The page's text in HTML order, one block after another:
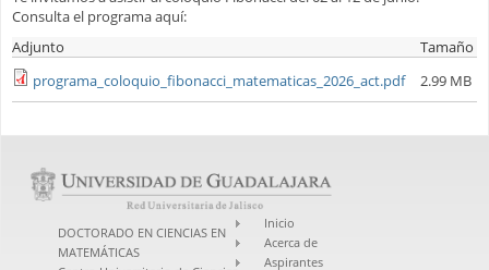
Consulta el programa aquí:
Adjunto
Tamaño
programa_coloquio_fibonacci_matematicas_2026_act.pdf
2.99 MB
DOCTORADO EN CIENCIAS EN
MATEMÁTICAS
Inicio
Acerca de
Aspirantes